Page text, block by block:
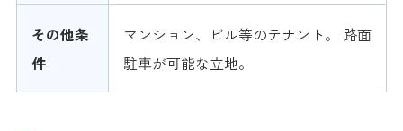
その他条
件
マンション、ビル等のテナント。 路面
駐車が可能な立地。